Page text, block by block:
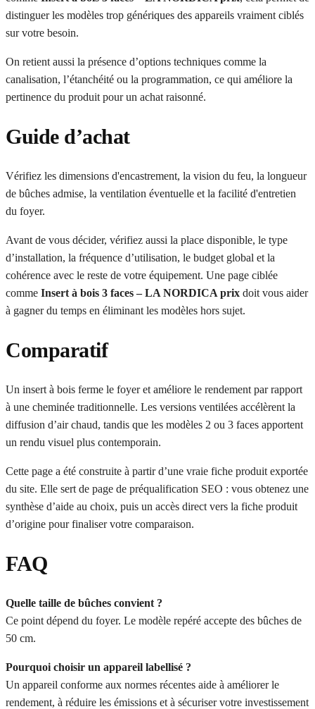
distinguer les modèles trop génériques des appareils vraiment ciblés
sur votre besoin.
On retient aussi la présence d’options techniques comme la
canalisation, l’étanchéité ou la programmation, ce qui améliore la
pertinence du produit pour un achat raisonné.
Guide d’achat
Vérifiez les dimensions d'encastrement, la vision du feu, la longueur
de bûches admise, la ventilation éventuelle et la facilité d'entretien
du foyer.
Avant de vous décider, vérifiez aussi la place disponible, le type
d’installation, la fréquence d’utilisation, le budget global et la
cohérence avec le reste de votre équipement. Une page ciblée
comme Insert à bois 3 faces – LA NORDICA prix doit vous aider
à gagner du temps en éliminant les modèles hors sujet.
Comparatif
Un insert à bois ferme le foyer et améliore le rendement par rapport
à une cheminée traditionnelle. Les versions ventilées accélèrent la
diffusion d’air chaud, tandis que les modèles 2 ou 3 faces apportent
un rendu visuel plus contemporain.
Cette page a été construite à partir d’une vraie fiche produit exportée
du site. Elle sert de page de préqualification SEO : vous obtenez une
synthèse d’aide au choix, puis un accès direct vers la fiche produit
d’origine pour finaliser votre comparaison.
FAQ
Quelle taille de bûches convient ?
Ce point dépend du foyer. Le modèle repéré accepte des bûches de
50 cm.
Pourquoi choisir un appareil labellisé ?
Un appareil conforme aux normes récentes aide à améliorer le
rendement, à réduire les émissions et à sécuriser votre investissement